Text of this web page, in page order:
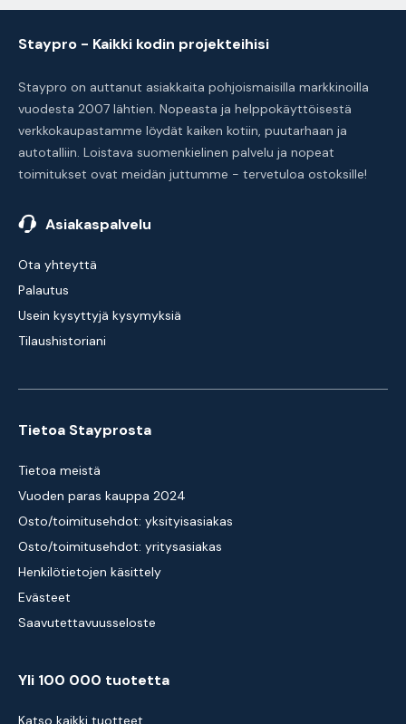
Staypro - Kaikki kodin projekteihisi
Staypro on auttanut asiakkaita pohjoismaisilla markkinoilla
vuodesta 2007 lähtien. Nopeasta ja helppokäyttöisestä
verkkokaupastamme löydät kaiken kotiin, puutarhaan ja
autotalliin. Loistava suomenkielinen palvelu ja nopeat
toimitukset ovat meidän juttumme - tervetuloa ostoksille!
Asiakaspalvelu
Ota yhteyttä
Palautus
Usein kysyttyjä kysymyksiä
Tilaushistoriani
Tietoa Stayprosta
Tietoa meistä
Vuoden paras kauppa 2024
Osto/toimitusehdot: yksityisasiakas
Osto/toimitusehdot: yritysasiakas
Henkilötietojen käsittely
Evästeet
Saavutettavuusseloste
Yli 100 000 tuotetta
Katso kaikki tuotteet